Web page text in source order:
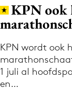
Volg het
KPN ook
KPN wordt ook
1 juli al
en…